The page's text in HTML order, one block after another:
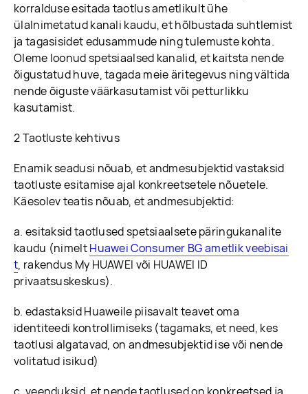
korralduse esitada taotlus ametlikult ühe
ülalnimetatud kanali kaudu, et hõlbustada suhtlemist
ja tagasisidet edusammude ning tulemuste kohta.
Oleme loonud spetsiaalsed kanalid, et kaitsta nende
õigustatud huve, tagada meie äritegevus ning vältida
nende õiguste väärkasutamist või petturlikku
kasutamist.
2 Taotluste kehtivus
Enamik seadusi nõuab, et andmesubjektid vastaksid
taotluste esitamise ajal konkreetsetele nõuetele.
Käesolev teatis nõuab, et andmesubjektid:
a. esitaksid taotlused spetsiaalsete päringukanalite
kaudu (nimeltHuawei Consumer BG ametlik veebisai
t, rakendus My HUAWEI või HUAWEI ID
privaatsuskeskus).
b. edastaksid Huaweile piisavalt teavet oma
identiteedi kontrollimiseks (tagamaks, et need, kes
taotlusi algatavad, on andmesubjektid ise või nende
volitatud isikud)